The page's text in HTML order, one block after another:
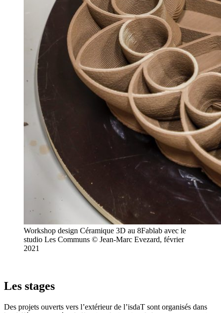
Workshop design Céramique 3D au 8Fablab avec le
studio Les Communs © Jean-Marc Evezard, février
2021
Les stages
Des projets ouverts vers l’extérieur de l’isdaT sont organisés dans